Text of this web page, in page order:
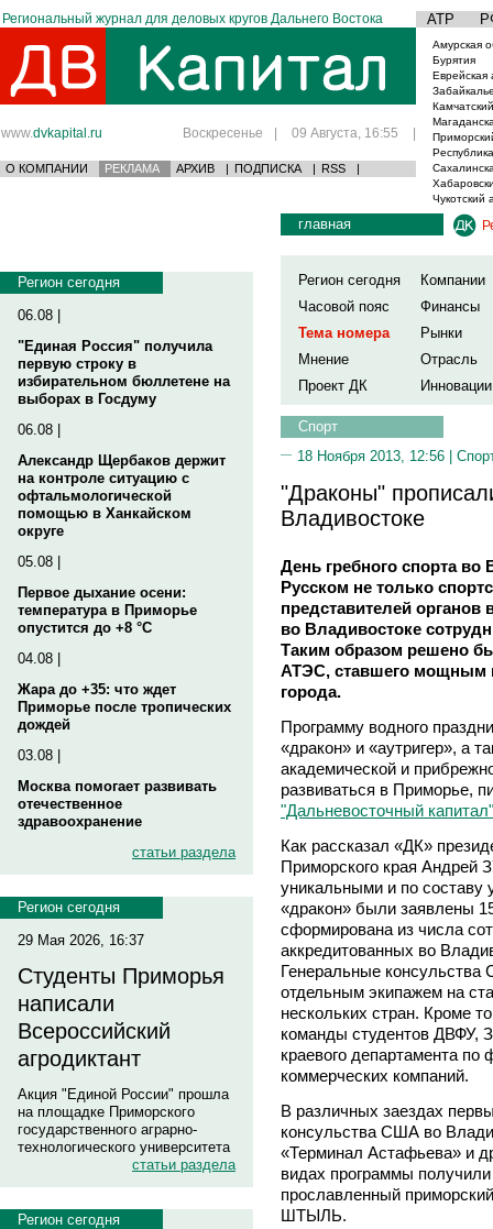
Региональный журнал для деловых кругов Дальнего Востока АТР
www.dvkapital.ru Воскресенье | 09 Августа, 16:55 |
О КОМПАНИИ РЕКЛАМА АРХИВ | ПОДПИСКА | RSS |
Амурская
Бурятия
Еврейская
Чукотский
Регион сегодня
06.08 |
"Единая Россия" получила
первую строку в
избирательном бюллетене на
выборах в Госдуму
06.08 |
Александр Щербаков держит
на контроле ситуацию с
офтальмологической
помощью в Ханкайском
округе
05.08 |
Первое дыхание осени:
температура в Приморье
опустится до +8 °C
04.08 |
Жара до +35: что ждет
Приморье после тропических
дождей
03.08 |
Москва помогает развивать
отечественное
здравоохранение
статьи раздела
Регион сегодня
29 Мая 2026, 16:37
Студенты Приморья
написали
Всероссийский
агродиктант
Акция "Единой России" прошла
на площадке Приморского
государственного аграрно-
технологического университета
статьи раздела
Регион сегодня
главная
Регион сегодня
Компании
Часовой пояс
Финансы
Тема номера
Рынки
Мнение
Отрасль
Проект ДК
Инновации
Спорт
18 Ноября 2013, 12:56 |
"Драконы"
Владивостоке
День гребного спорта во
Русском не только
представителей
во Владивостоке
Таким образом решено
АТЭС, ставшего мощным
города.
Программу водного
«дракон» и «аутригер», а
академической и
развиваться в Приморье,
"Дальневосточный
Как рассказал «ДК»
Приморского края
уникальными и по составу
«дракон» были заявлены
сформирована из числа
аккредитованных во
Генеральные
отдельным экипажем на
нескольких стран. Кроме
команды студентов ДВФУ,
краевого департамента по
коммерческих компаний.
В различных заездах
консульства США во
«Терминал Астафьева» и
видах программы
прославленный
ШТЫЛЬ.